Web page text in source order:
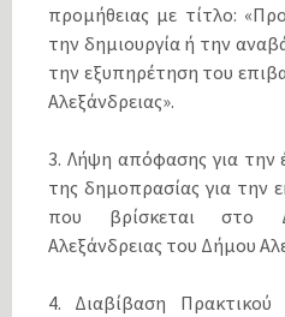
προμήθειας με τίτλο:
την δημιουργία ή την
την εξυπηρέτηση του
Αλεξάνδρειας».
3. Λήψη απόφασης για την
της δημοπρασίας για την
που βρίσκεται στο
Αλεξάνδρειας του Δήμου
4. Διαβίβαση